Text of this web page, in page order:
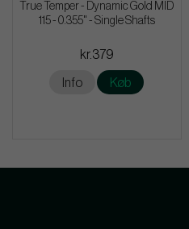
True Temper - Dynamic Gold MID
115 - 0.355" - Single Shafts
kr.379
Info Køb